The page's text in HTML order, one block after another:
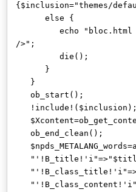
{$inclusion="themes/
else {
echo "bloc.html
/>";
die();
}
}
ob_start();
!include!($inclusion);
ob_end_clean();